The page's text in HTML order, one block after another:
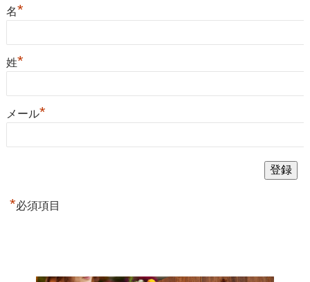
名*
姓*
メール*
*必須項目